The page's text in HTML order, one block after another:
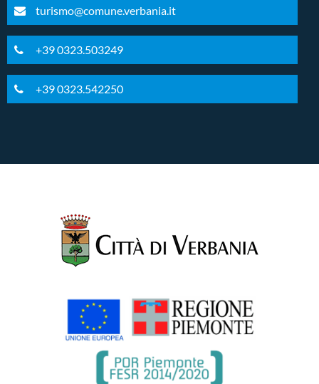
turismo@comune.verbania.it
+39 0323.503249
+39 0323.542250